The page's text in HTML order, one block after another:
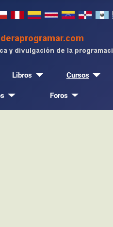
Libros Cursos
Foros